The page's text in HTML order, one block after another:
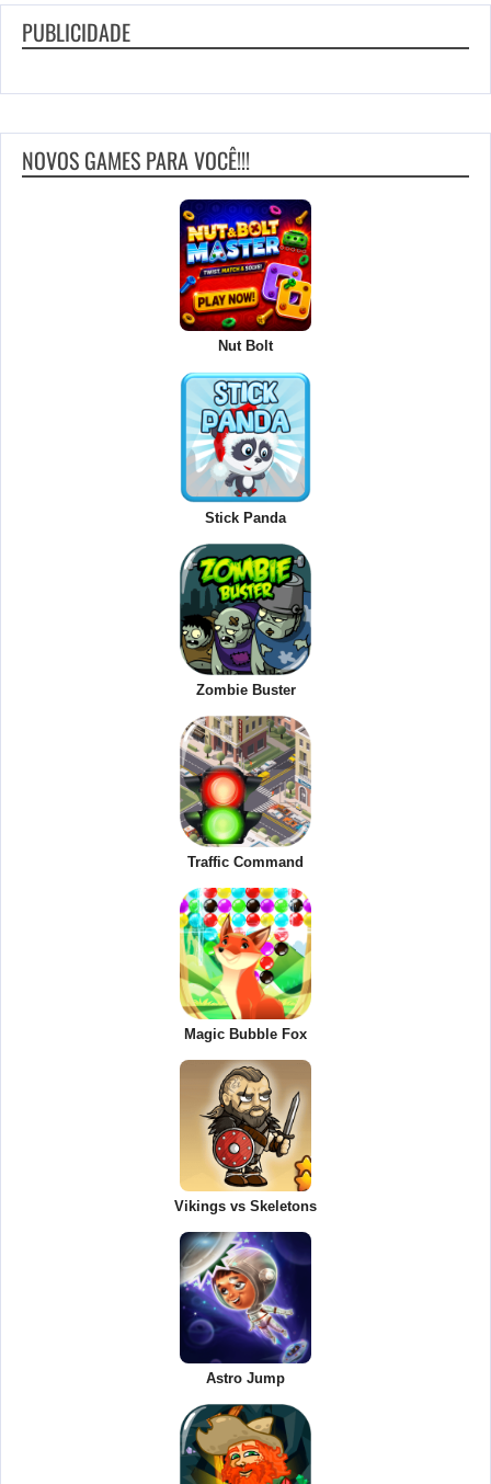
PUBLICIDADE
NOVOS GAMES PARA VOCÊ!!!
Nut Bolt
Stick Panda
Zombie Buster
Traffic Command
Magic Bubble Fox
Vikings vs Skeletons
Astro Jump